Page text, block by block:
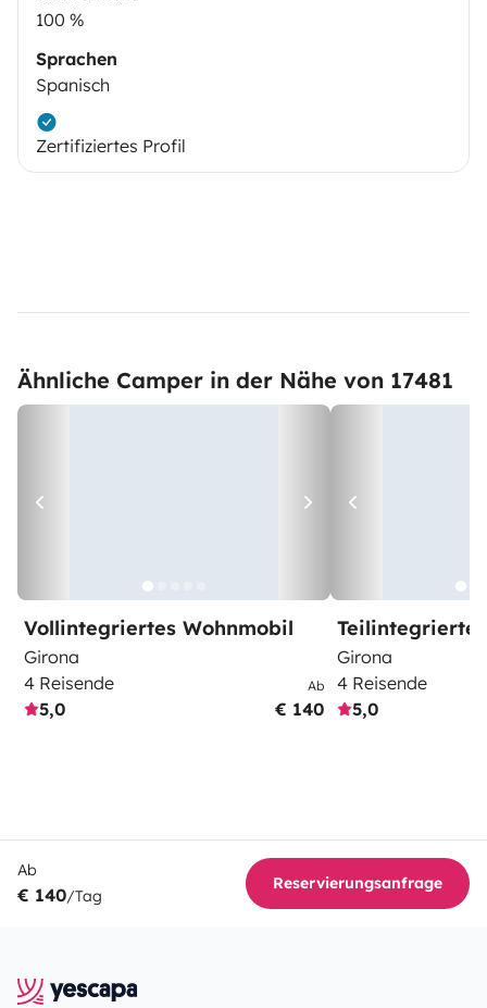
100 %
Sprachen
Spanisch
Zertifiziertes Profil
Ähnliche Camper in der Nähe von 17481
Vollintegriertes Wohnmobil
Girona
4 Reisende
5,0
Ab
€ 140
Girona
4 Reisende
5,0
Ab
€ 140/Tag
Reservierungsanfrage